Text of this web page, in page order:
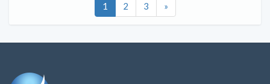
1 2 3 »